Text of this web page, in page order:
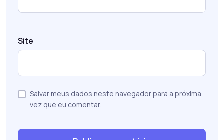
Site
Salvar meus dados neste navegador para a próxima
vez que eu comentar.